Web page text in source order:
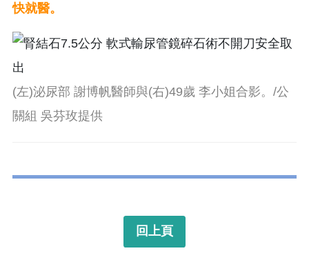
快就醫。
(左)泌尿部 謝博帆醫師與(右)49歲 李小姐合影。/公
關組 吳芬玫提供
回上頁